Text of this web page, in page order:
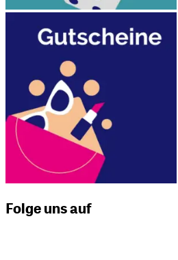
Folge uns auf